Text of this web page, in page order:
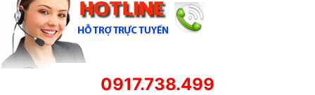
0917.738.499